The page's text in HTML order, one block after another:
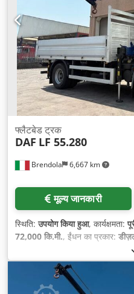
Brendola 6,667 km
फ्लैटबेड ट्रक
DAF LF 55.280
मूल्य जानकारी
स्थिति:उपयोग किया हुआ, कार्यक्षमता:
72,000 कि.मी., ईंधन का प्रकार:
,